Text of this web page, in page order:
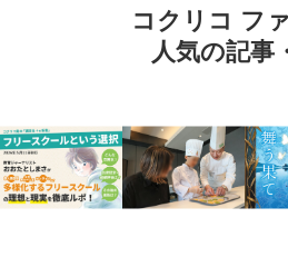
コクリコ フ
人気の記事